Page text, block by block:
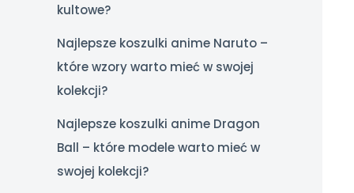
kultowe?
Najlepsze koszulki anime Naruto –
które wzory warto mieć w swojej
kolekcji?
Najlepsze koszulki anime Dragon
Ball – które modele warto mieć w
swojej kolekcji?